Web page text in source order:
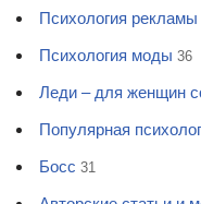
Психология рекламы
Психология моды 36
Леди – для женщин
Популярная
Босс 31